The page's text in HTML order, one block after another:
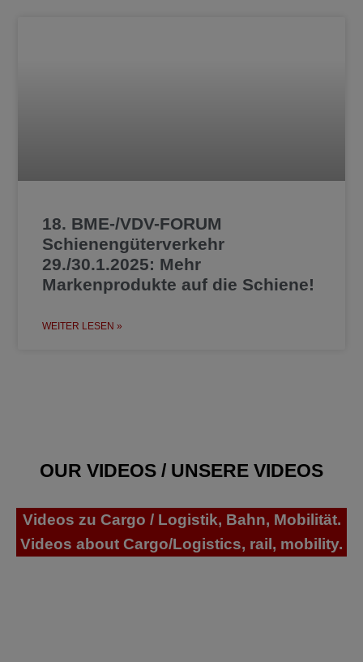
18. BME-/VDV-FORUM
Schienengüterverkehr
29./30.1.2025: Mehr
Markenprodukte auf die Schiene!
WEITER LESEN »
OUR VIDEOS / UNSERE VIDEOS
Videos zu Cargo / Logistik, Bahn, Mobilität.
Videos about Cargo/Logistics, rail, mobility.